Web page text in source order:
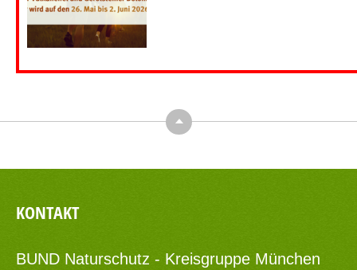
Top
KONTAKT
BUND Naturschutz - Kreisgruppe München